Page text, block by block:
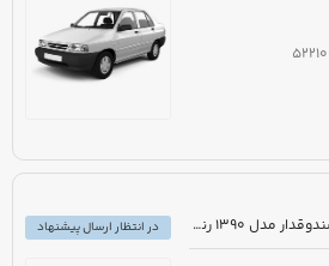
مزایده دولتی خودرو پژو 206 صندوقدار مدل 1390 رنگ سفید روغنی
در انتظار ارسال پیشنهاد